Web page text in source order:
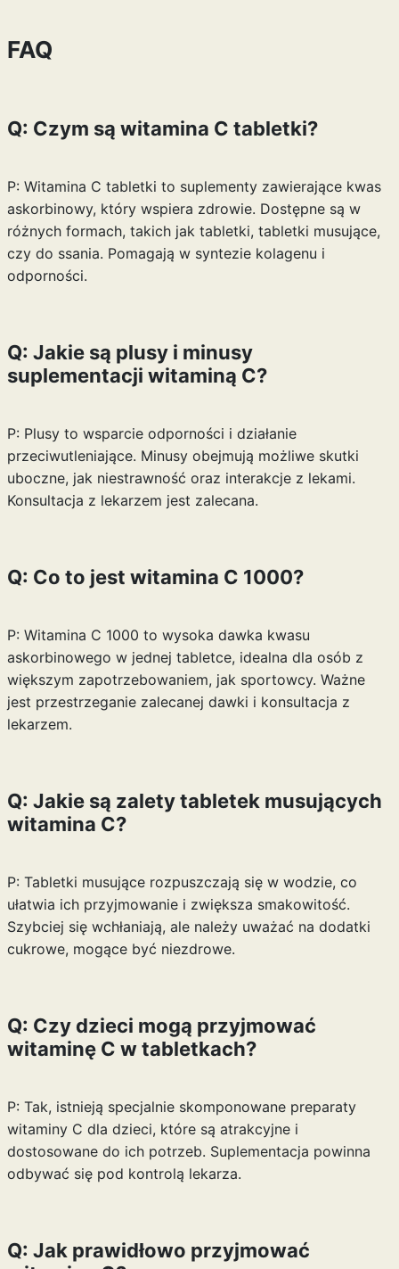
FAQ
Q: Czym są witamina C tabletki?
P: Witamina C tabletki to suplementy zawierające kwas
askorbinowy, który wspiera zdrowie. Dostępne są w
różnych formach, takich jak tabletki, tabletki musujące,
czy do ssania. Pomagają w syntezie kolagenu i
odporności.
Q: Jakie są plusy i minusy
suplementacji witaminą C?
P: Plusy to wsparcie odporności i działanie
przeciwutleniające. Minusy obejmują możliwe skutki
uboczne, jak niestrawność oraz interakcje z lekami.
Konsultacja z lekarzem jest zalecana.
Q: Co to jest witamina C 1000?
P: Witamina C 1000 to wysoka dawka kwasu
askorbinowego w jednej tabletce, idealna dla osób z
większym zapotrzebowaniem, jak sportowcy. Ważne
jest przestrzeganie zalecanej dawki i konsultacja z
lekarzem.
Q: Jakie są zalety tabletek musujących
witamina C?
P: Tabletki musujące rozpuszczają się w wodzie, co
ułatwia ich przyjmowanie i zwiększa smakowitość.
Szybciej się wchłaniają, ale należy uważać na dodatki
cukrowe, mogące być niezdrowe.
Q: Czy dzieci mogą przyjmować
witaminę C w tabletkach?
P: Tak, istnieją specjalnie skomponowane preparaty
witaminy C dla dzieci, które są atrakcyjne i
dostosowane do ich potrzeb. Suplementacja powinna
odbywać się pod kontrolą lekarza.
Q: Jak prawidłowo przyjmować